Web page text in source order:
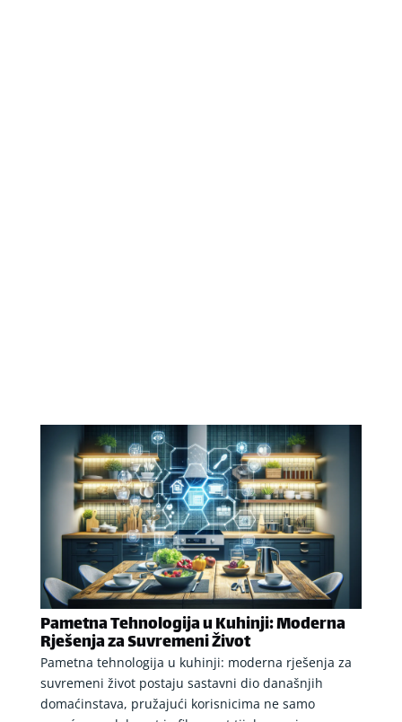
Pametna Tehnologija u Kuhinji: Moderna
Rješenja za Suvremeni Život
Pametna tehnologija u kuhinji: moderna rješenja za
suvremeni život postaju sastavni dio današnjih
domaćinstava, pružajući korisnicima ne samo